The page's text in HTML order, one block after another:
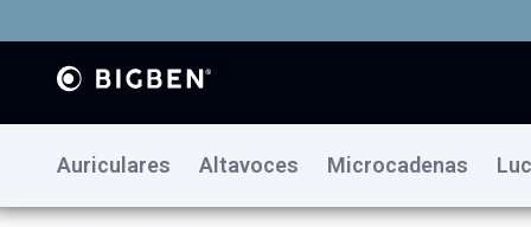
Auriculares Altavoces Microcadenas